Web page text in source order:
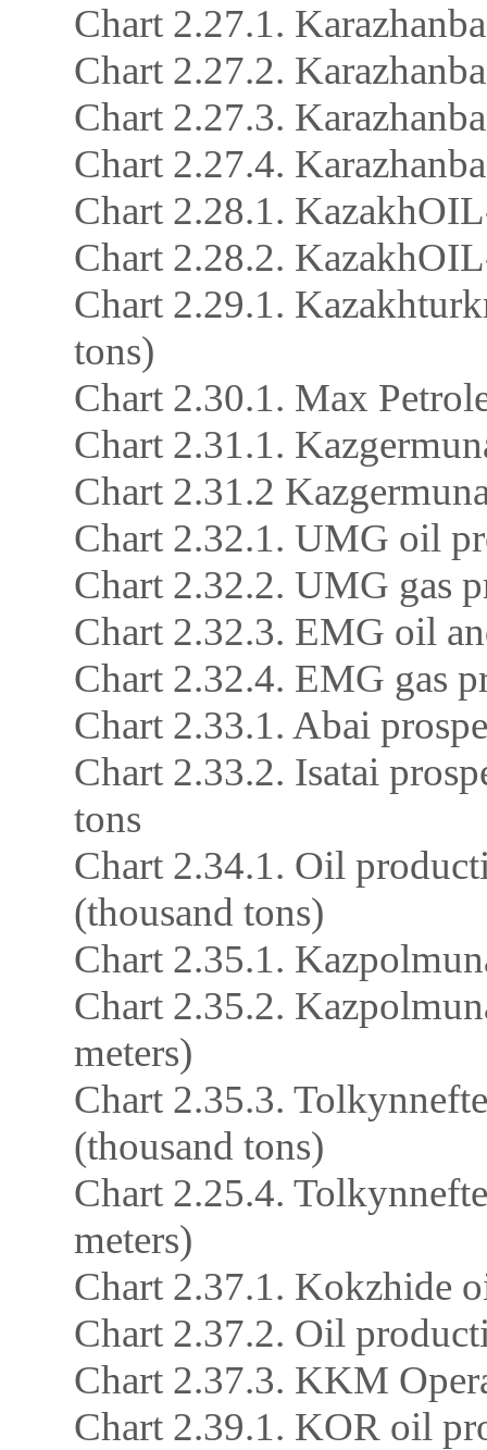
Chart 2.27.1.
Chart 2.27.2.
Chart 2.27.3.
Chart 2.27.4.
Chart 2.28.1.
Chart 2.28.2.
Chart 2.29.1.
tons)
Chart 2.30.1. Max
Chart 2.31.1.
Chart 2.31.2
Chart 2.32.1. UMG oil
Chart 2.32.2. UMG gas
Chart 2.32.3. EMG oil
Chart 2.32.4. EMG gas
Chart 2.33.1. Abai
Chart 2.33.2. Isatai
tons
Chart 2.34.1. Oil
(thousand tons)
Chart 2.35.1.
Chart 2.35.2.
meters)
Chart 2.35.3.
(thousand tons)
Chart 2.25.4.
meters)
Chart 2.37.1. Kokzhide
Chart 2.37.2. Oil
Chart 2.37.3. KKM
Chart 2.39.1. KOR oil